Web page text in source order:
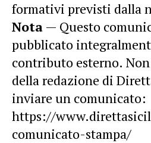
formativi previsti dalla
Nota — Questo
pubblicato
contributo esterno.
della redazione di
inviare un comunicato:
https://
comunicato-stampa/